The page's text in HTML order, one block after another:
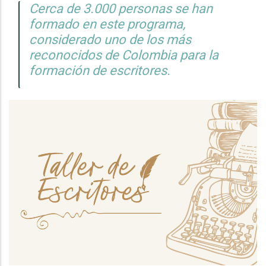
Cerca de 3.000 personas se han
formado en este programa,
considerado uno de los más
reconocidos de Colombia para la
formación de escritores.